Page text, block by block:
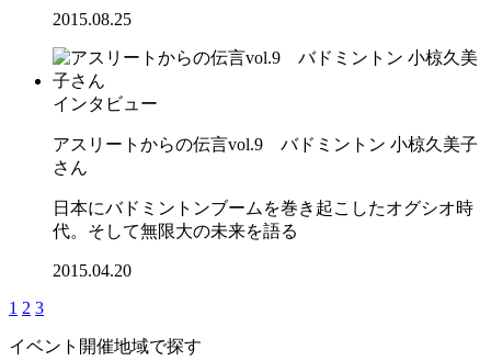
2015.08.25
インタビュー
アスリートからの伝言vol.9 バドミントン 小椋久美子
さん
日本にバドミントンブームを巻き起こしたオグシオ時
代。そして無限大の未来を語る
2015.04.20
1 2 3
イベント開催地域で探す